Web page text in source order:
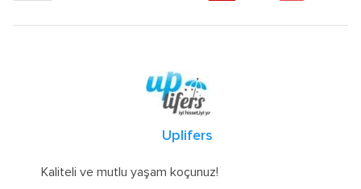
Uplifers
Kaliteli ve mutlu yaşam koçunuz!